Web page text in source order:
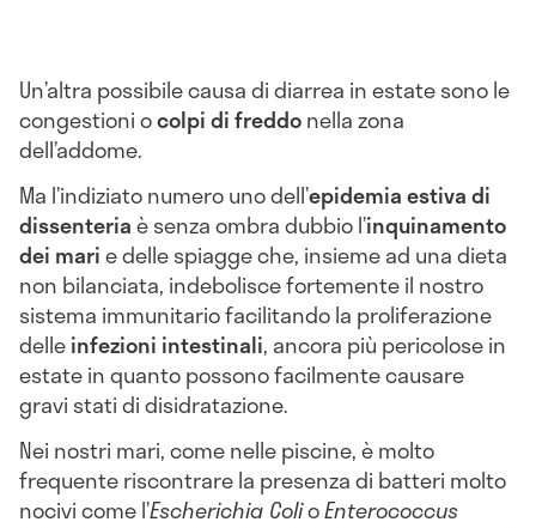
Un’altra possibile causa di diarrea in estate sono le
congestioni ocolpi di freddonella zona
dell’addome.
Ma l’indiziato numero uno dell’epidemia estiva di
dissenteriaè senza ombra dubbio l’inquinamento
dei marie delle spiagge che, insieme ad una dieta
non bilanciata, indebolisce fortemente il nostro
sistema immunitario facilitando la proliferazione
delleinfezioni intestinali, ancora più pericolose in
estate in quanto possono facilmente causare
gravi stati di disidratazione.
Nei nostri mari, come nelle piscine, è molto
frequente riscontrare la presenza di batteri molto
nocivi come l’Escherichia ColioEnterococcus